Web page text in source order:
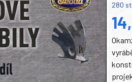
280